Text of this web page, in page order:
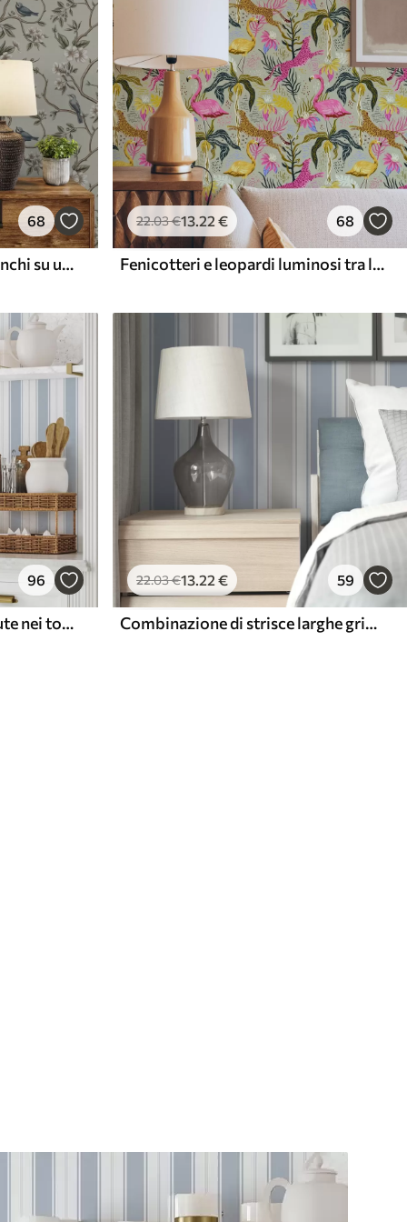
68
Rami con uccelli e fiori bianchi su uno sfondo delicato
22.03€13.22 € 68
Fenicotteri e leopardi luminosi tra le piante tropicali
96
Versione con strisce ripetute nei toni del grigio-blu
22.03€13.22 € 59
Combinazione di strisce larghe grigie e blu